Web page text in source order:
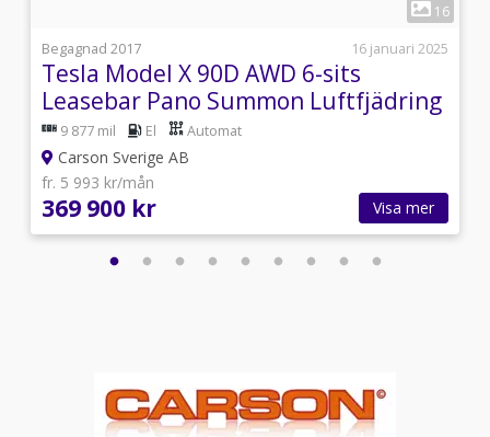
16
Begagnad 2017
16 januari 2025
Tesla Model X 90D AWD 6-sits
Leasebar Pano Summon Luftfjädring
9 877 mil El Automat
Carson Sverige AB
fr. 5 993 kr/mån
369 900 kr Visa mer